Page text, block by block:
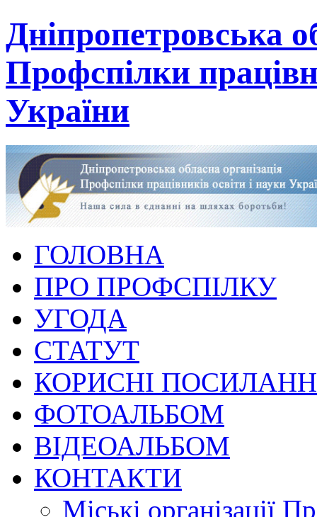
Дніпропетровська
Профспілки
України
ГОЛОВНА
ПРО ПРОФСПІЛКУ
УГОДА
СТАТУТ
КОРИСНІ
ФОТОАЛЬБОМ
ВІДЕОАЛЬБОМ
КОНТАКТИ
Міські організації